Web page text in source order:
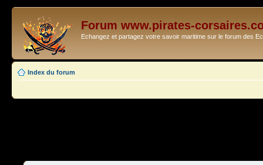
Forum www.pirates-
Echangez et partagez votre savoir maritime sur le forum des
Index du forum